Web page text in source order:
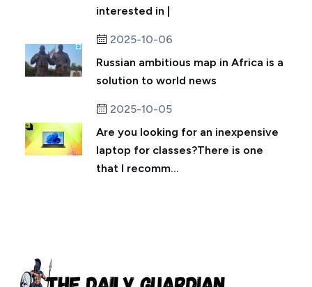
interested in |
2025-10-06
Russian ambitious map in Africa is a
solution to world news
2025-10-05
Are you looking for an inexpensive
laptop for classes?There is one
that I recomm...